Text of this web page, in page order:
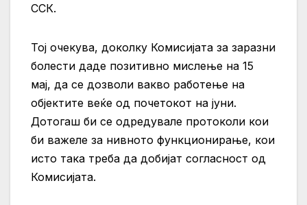
ССК.
Тој очекува, доколку Комисијата за заразни
болести даде позитивно мислење на 15
мај, да се дозволи вакво работење на
објектите веќе од почетокот на јуни.
Дотогаш би се одредувале протоколи кои
би важеле за нивното функционирање, кои
исто така треба да добијат согласност од
Комисијата.